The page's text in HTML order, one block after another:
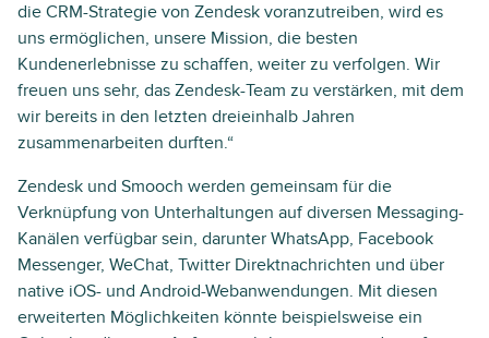
die CRM-Strategie von Zendesk voranzutreiben, wird es
uns ermöglichen, unsere Mission, die besten
Kundenerlebnisse zu schaffen, weiter zu verfolgen. Wir
freuen uns sehr, das Zendesk-Team zu verstärken, mit dem
wir bereits in den letzten dreieinhalb Jahren
zusammenarbeiten durften.“
Zendesk und Smooch werden gemeinsam für die
Verknüpfung von Unterhaltungen auf diversen Messaging-
Kanälen verfügbar sein, darunter WhatsApp, Facebook
Messenger, WeChat, Twitter Direktnachrichten und über
native iOS- und Android-Webanwendungen. Mit diesen
erweiterten Möglichkeiten könnte beispielsweise ein